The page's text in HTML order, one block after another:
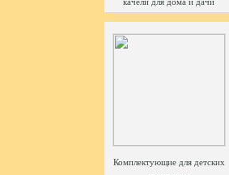
Комплектующие для детских